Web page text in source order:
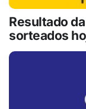
Resultado
sorteados